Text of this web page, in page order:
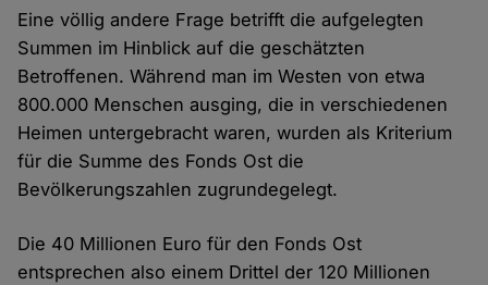
Eine völlig andere Frage betrifft die aufgelegten
Summen im Hinblick auf die geschätzten
Betroffenen. Während man im Westen von etwa
800.000 Menschen ausging, die in verschiedenen
Heimen untergebracht waren, wurden als Kriterium
für die Summe des Fonds Ost die
Bevölkerungszahlen zugrundegelegt.
Die 40 Millionen Euro für den Fonds Ost
entsprechen also einem Drittel der 120 Millionen